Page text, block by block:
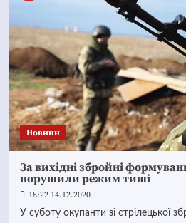
Новини
За вихідні збройні
порушили режим тиші
18:22 14.12.2020
У суботу окупанти зі стрілецької